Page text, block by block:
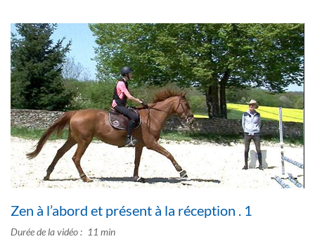
Zen à l’abord et présent à la réception . 1
Durée de la vidéo
11 min